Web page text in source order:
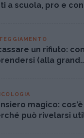
a scuola, pro e
un rifiuto:
(alla
magico: cos'è
può rivelarsi